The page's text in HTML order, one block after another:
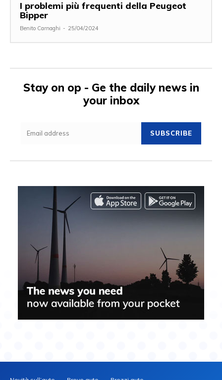
I problemi più frequenti della Peugeot
Bipper
Benito Carnaghi - 25/04/2024
Stay on op - Ge the daily news in
your inbox
SUBSCRIBE